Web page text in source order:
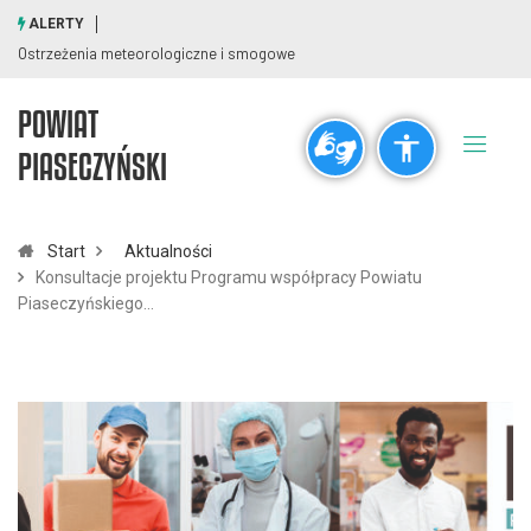
visibility_off title
Rozdzielczość
Czcionki
remove_circle_outline add_circle_outline
ALERTY
Ostrzeżenia meteorologiczne i smogowe
POWIAT
PIASECZYŃSKI
Start
Aktualności
Konsultacje projektu Programu współpracy Powiatu
Piaseczyńskiego…